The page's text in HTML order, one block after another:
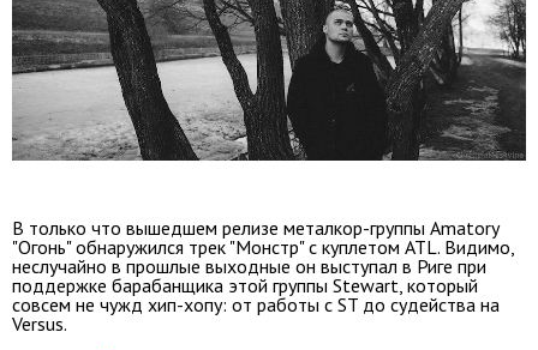
В только что вышедшем релизе металкор-группы Amatory
"Огонь" обнаружился трек "Монстр" с куплетом ATL. Видимо,
неслучайно в прошлые выходные он выступал в Риге при
поддержке барабанщика этой группы Stewart, который
совсем не чужд хип-хопу: от работы с ST до судейства на
Versus.